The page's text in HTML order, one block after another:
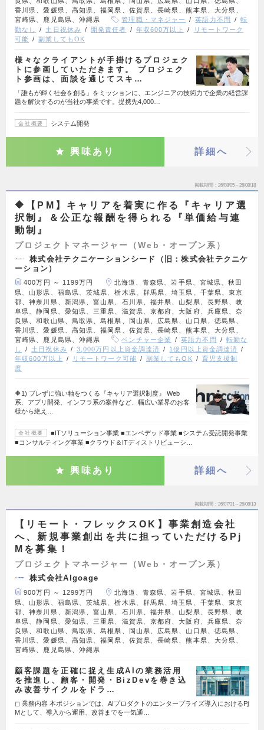
香川県、愛媛県、高知県、福岡県、佐賀県、長崎県、熊本県、大分県、
宮崎県、鹿児島県、沖縄県
管理職・マネジャー 英語力不問
転
勤なし
土日祝休み 開発責任者 年収600万以上
リモートワーク
可能
副業してもOK
様々なクライアントが手掛けるプロジェク
トに参画していただきます。 プロジェク
ト参画は、面談を通じてスキ…
「誰もが輝く社会を創る」をミッションに、エンジニアの技術力で企業の経営課
題を解決するのが当社の事業です。提携先4,000…
会社概要 システム開発
興味あり 詳細へ
掲載期間 26/08/05～26/08/18
🔶【PM】キャリアを着実に作る『キャリア選
択制』＆公正な報酬を得られる『単価給与連
動制』
プロジェクトマネージャー（Web・オープン系）
株式会社テクニケーションシード（旧：株式会社テクニケ
ーション）
400万円 ～ 1199万円
北海道、青森県、岩手県、宮城県、秋田
県、山形県、福島県、茨城県、栃木県、群馬県、埼玉県、千葉県、東京
都、神奈川県、新潟県、富山県、石川県、福井県、山梨県、長野県、岐
阜県、静岡県、愛知県、三重県、滋賀県、京都府、大阪府、兵庫県、奈
良県、和歌山県、鳥取県、島根県、岡山県、広島県、山口県、徳島県、
香川県、愛媛県、高知県、福岡県、佐賀県、長崎県、熊本県、大分県、
宮崎県、鹿児島県、沖縄県
ベンチャー企業 英語力不問
転勤な
し
土日祝休み 3,000万円以上資金調達済
1億円以上資金調達済
年収600万以上
リモートワーク可能 副業してもOK
育児支援制
度
🔶1) ブレずに強い軸をつくる『キャリア選択制度』 Web
系、アプリ開発、インフラ系の案件など、幅広い業界のお客
様から絶え…
会社概要
■ITソリューション事業 ■エンベデッド事業 ■システム受託開発事業
■コンサルティング事業 ■クラウド＆ITディストリビューシ…
興味あり 詳細へ
掲載期間 26/07/31～26/08/13
【リモート・フレックスOK】事業創造会社
へ、新規事業創出を共に担っていただけるPj
Mを募集！
プロジェクトマネージャー（Web・オープン系）
株式会社Algoage
900万円 ～ 1299万円
北海道、青森県、岩手県、宮城県、秋田
県、山形県、福島県、茨城県、栃木県、群馬県、埼玉県、千葉県、東京
都、神奈川県、新潟県、富山県、石川県、福井県、山梨県、長野県、岐
阜県、静岡県、愛知県、三重県、滋賀県、京都府、大阪府、兵庫県、奈
良県、和歌山県、鳥取県、島根県、岡山県、広島県、山口県、徳島県、
香川県、愛媛県、高知県、福岡県、佐賀県、長崎県、熊本県、大分県、
宮崎県、鹿児島県、沖縄県
顧客課題を正確に捉え生成AIの業務活用
を推進し、顧客・開発・BizDevを巻き込
み改善サイクルをドラ…
◻︎ 業務内容 本ポジションでは、AIプロダクトのエンタープライズ導入におけるPj
Mとして、導入から運用、改善までを一気通…